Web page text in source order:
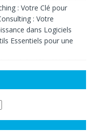
: Votre Clé pour
: Votre
dans Logiciels
Essentiels pour une